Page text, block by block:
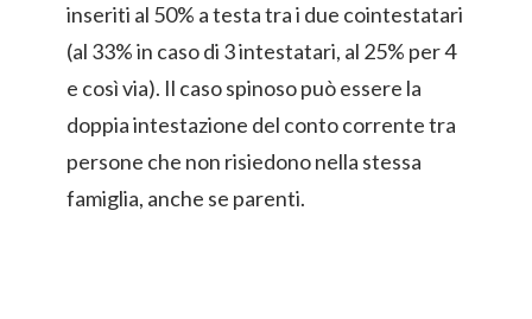
inseriti al 50% a testa tra i due cointestatari
(al 33% in caso di 3 intestatari, al 25% per 4
e così via). Il caso spinoso può essere la
doppia intestazione del conto corrente tra
persone che non risiedono nella stessa
famiglia, anche se parenti.